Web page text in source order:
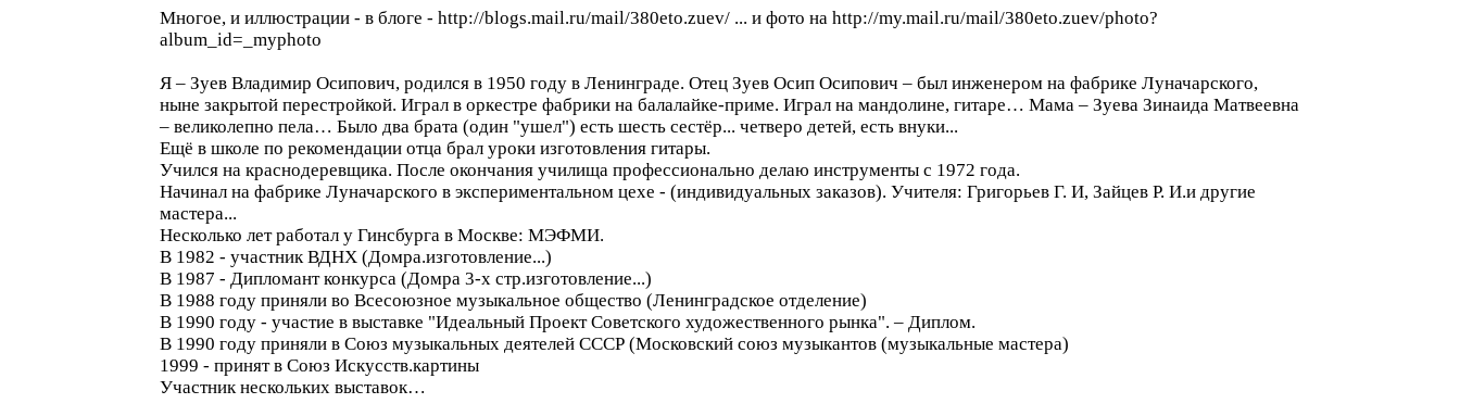
Многое, и иллюстрации - в блоге - http://blogs.mail.ru/mail/380eto.zuev/ ... и фото на http://my.mail.ru/mail/380eto.zuev/photo?
album_id=_myphoto
Я – Зуев Владимир Осипович, родился в 1950 году в Ленинграде. Отец Зуев Осип Осипович – был инженером на фабрике Луначарского,
ныне закрытой перестройкой. Играл в оркестре фабрики на балалайке-приме. Играл на мандолине, гитаре… Мама – Зуева Зинаида Матвеевна
– великолепно пела… Было два брата (один "ушел") есть шесть сестёр... четверо детей, есть внуки...
Ещё в школе по рекомендации отца брал уроки изготовления гитары.
Учился на краснодеревщика. После окончания училища профессионально делаю инструменты с 1972 года.
Начинал на фабрике Луначарского в экспериментальном цехе - (индивидуальных заказов). Учителя: Григорьев Г. И, Зайцев Р. И.и другие
мастера...
Несколько лет работал у Гинсбурга в Москве: МЭФМИ.
В 1982 - участник ВДНХ (Домра.изготовление...)
В 1987 - Дипломант конкурса (Домра 3-х стр.изготовление...)
В 1988 году приняли во Всесоюзное музыкальное общество (Ленинградское отделение)
В 1990 году - участие в выставке "Идеальный Проект Советского художественного рынка". – Диплом.
В 1990 году приняли в Союз музыкальных деятелей СССР (Московский союз музыкантов (музыкальные мастера)
1999 - принят в Союз Искусств.картины
Участник нескольких выставок…